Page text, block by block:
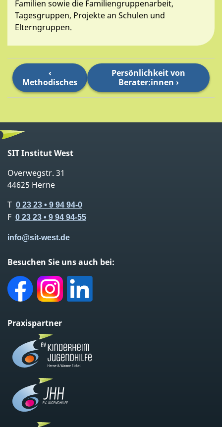
Familien sowie die Familiengruppenarbeit,
Tagesgruppen, Projekte an Schulen und
Elterngruppen.
Methodisches
Persönlichkeit von
Berater:innen
SIT Institut West
Overwegstr. 31
44625 Herne
T 0 23 23 • 9 94 94-0
F 0 23 23 • 9 94 94-55
info@sit-west.de
Besuchen Sie uns auch bei:
Praxispartner